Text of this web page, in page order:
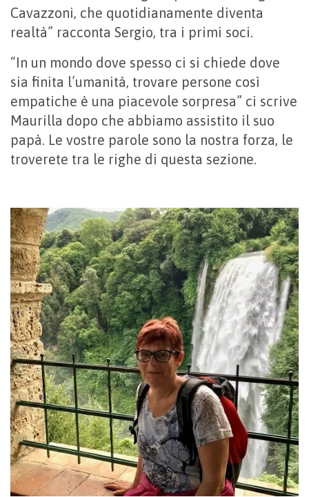
Cavazzoni, che quotidianamente diventa
realtà” racconta Sergio, tra i primi soci.
“In un mondo dove spesso ci si chiede dove
sia finita l’umanità, trovare persone così
empatiche è una piacevole sorpresa” ci scrive
Maurilla dopo che abbiamo assistito il suo
papà. Le vostre parole sono la nostra forza, le
troverete tra le righe di questa sezione.